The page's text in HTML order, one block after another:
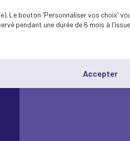
Le bouton 'Personnaliser vos choix'
pendant une durée de 6 mois à
Accepter